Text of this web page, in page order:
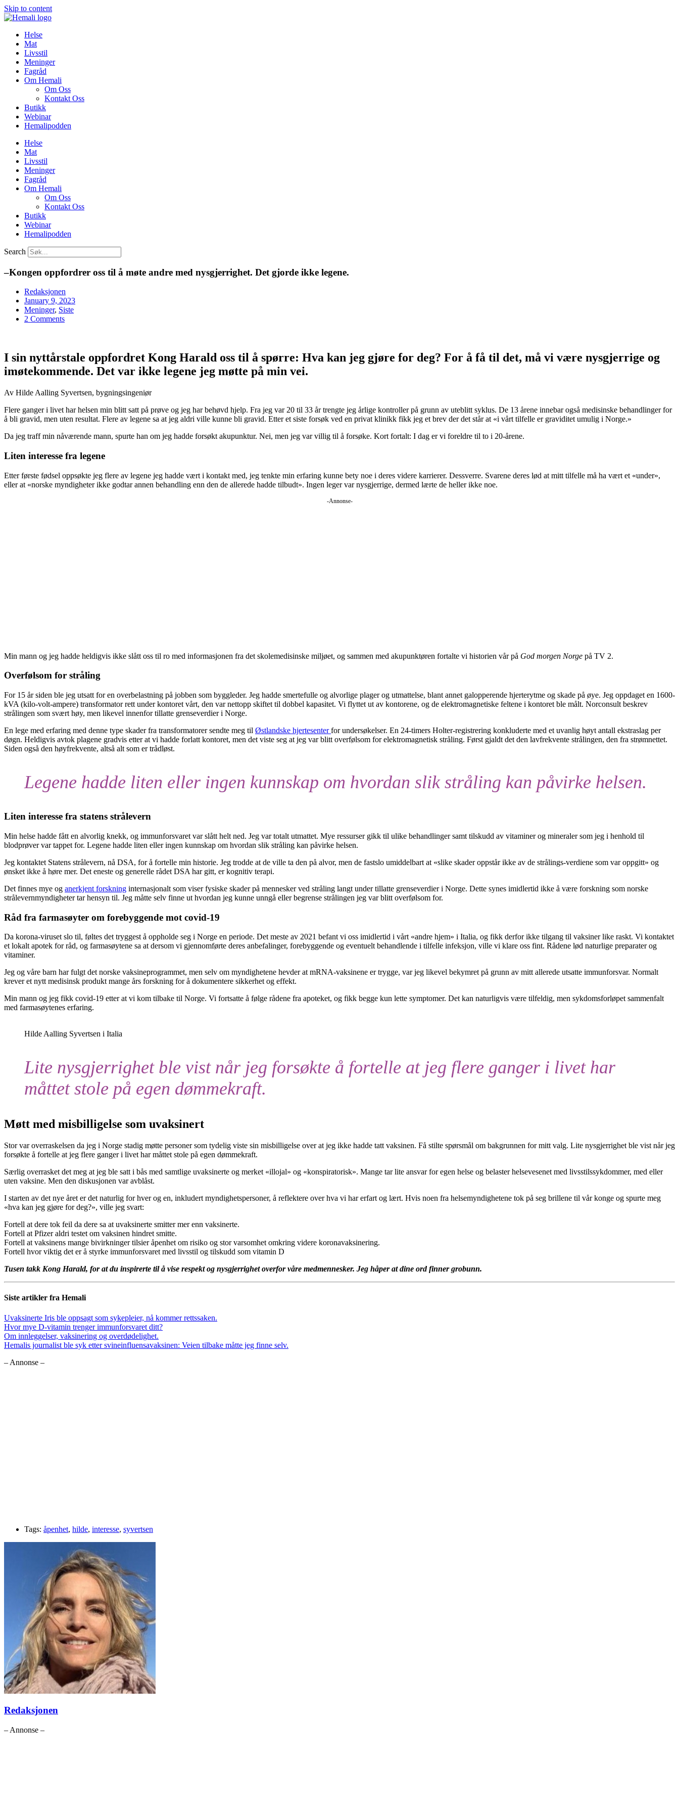
Skip to content
Helse
Mat
Livsstil
Meninger
Fagråd
Om Hemali
Om Oss
Kontakt Oss
Butikk
Webinar
Hemalipodden
Helse
Mat
Livsstil
Meninger
Fagråd
Om Hemali
Om Oss
Kontakt Oss
Butikk
Webinar
Hemalipodden
Search
–Kongen oppfordrer oss til å møte andre med nysgjerrighet. Det gjorde ikke legene.
Redaksjonen
January 9, 2023
Meninger, Siste
2 Comments
I sin nyttårstale oppfordret Kong Harald oss til å spørre: Hva kan jeg gjøre for deg? For å få til det, må vi være nysgjerrige og
imøtekommende. Det var ikke legene jeg møtte på min vei.
Av Hilde Aalling Syvertsen, bygningsingeniør
Flere ganger i livet har helsen min blitt satt på prøve og jeg har behøvd hjelp. Fra jeg var 20 til 33 år trengte jeg årlige kontroller på grunn av uteblitt syklus. De 13 årene innebar også medisinske behandlinger for
å bli gravid, men uten resultat. Flere av legene sa at jeg aldri ville kunne bli gravid. Etter et siste forsøk ved en privat klinikk fikk jeg et brev der det står at «i vårt tilfelle er graviditet umulig i Norge.»
Da jeg traff min nåværende mann, spurte han om jeg hadde forsøkt akupunktur. Nei, men jeg var villig til å forsøke. Kort fortalt: I dag er vi foreldre til to i 20-årene.
Liten interesse fra legene
Etter første fødsel oppsøkte jeg flere av legene jeg hadde vært i kontakt med, jeg tenkte min erfaring kunne bety noe i deres videre karrierer. Dessverre. Svarene deres lød at mitt tilfelle må ha vært et «under»,
eller at «norske myndigheter ikke godtar annen behandling enn den de allerede hadde tilbudt». Ingen leger var nysgjerrige, dermed lærte de heller ikke noe.
-Annonse-
Min mann og jeg hadde heldigvis ikke slått oss til ro med informasjonen fra det skolemedisinske miljøet, og sammen med akupunktøren fortalte vi historien vår på God morgen Norge på TV 2.
Overfølsom for stråling
For 15 år siden ble jeg utsatt for en overbelastning på jobben som byggleder. Jeg hadde smertefulle og alvorlige plager og utmattelse, blant annet galopperende hjerterytme og skade på øye. Jeg oppdaget en 1600-
kVA (kilo-volt-ampere) transformator rett under kontoret vårt, den var nettopp skiftet til dobbel kapasitet. Vi flyttet ut av kontorene, og de elektromagnetiske feltene i kontoret ble målt. Norconsult beskrev
strålingen som svært høy, men likevel innenfor tillatte grenseverdier i Norge.
En lege med erfaring med denne type skader fra transformatorer sendte meg til Østlandske hjertesenterfor undersøkelser. En 24-timers Holter-registrering konkluderte med et uvanlig høyt antall ekstraslag per
døgn. Heldigvis avtok plagene gradvis etter at vi hadde forlatt kontoret, men det viste seg at jeg var blitt overfølsom for elektromagnetisk stråling. Først gjaldt det den lavfrekvente strålingen, den fra strømnettet.
Siden også den høyfrekvente, altså alt som er trådløst.
Legene hadde liten eller ingen kunnskap om hvordan slik stråling kan påvirke helsen.
Liten interesse fra statens strålevern
Min helse hadde fått en alvorlig knekk, og immunforsvaret var slått helt ned. Jeg var totalt utmattet. Mye ressurser gikk til ulike behandlinger samt tilskudd av vitaminer og mineraler som jeg i henhold til
blodprøver var tappet for. Legene hadde liten eller ingen kunnskap om hvordan slik stråling kan påvirke helsen.
Jeg kontaktet Statens strålevern, nå DSA, for å fortelle min historie. Jeg trodde at de ville ta den på alvor, men de fastslo umiddelbart at «slike skader oppstår ikke av de strålings-verdiene som var oppgitt» og
ønsket ikke å høre mer. Det eneste og generelle rådet DSA har gitt, er kognitiv terapi.
Det finnes mye og anerkjent forskning internasjonalt som viser fysiske skader på mennesker ved stråling langt under tillatte grenseverdier i Norge. Dette synes imidlertid ikke å være forskning som norske
strålevernmyndigheter tar hensyn til. Jeg måtte selv finne ut hvordan jeg kunne unngå eller begrense strålingen jeg var blitt overfølsom for.
Råd fra farmasøyter om forebyggende mot covid-19
Da korona-viruset slo til, føltes det tryggest å oppholde seg i Norge en periode. Det meste av 2021 befant vi oss imidlertid i vårt «andre hjem» i Italia, og fikk derfor ikke tilgang til vaksiner like raskt. Vi kontaktet
et lokalt apotek for råd, og farmasøytene sa at dersom vi gjennomførte deres anbefalinger, forebyggende og eventuelt behandlende i tilfelle infeksjon, ville vi klare oss fint. Rådene lød naturlige preparater og
vitaminer.
Jeg og våre barn har fulgt det norske vaksineprogrammet, men selv om myndighetene hevder at mRNA-vaksinene er trygge, var jeg likevel bekymret på grunn av mitt allerede utsatte immunforsvar. Normalt
krever et nytt medisinsk produkt mange års forskning for å dokumentere sikkerhet og effekt.
Min mann og jeg fikk covid-19 etter at vi kom tilbake til Norge. Vi fortsatte å følge rådene fra apoteket, og fikk begge kun lette symptomer. Det kan naturligvis være tilfeldig, men sykdomsforløpet sammenfalt
med farmasøytenes erfaring.
Hilde Aalling Syvertsen i Italia
Lite nysgjerrighet ble vist når jeg forsøkte å fortelle at jeg flere ganger i livet har
måttet stole på egen dømmekraft.
Møtt med misbilligelse som uvaksinert
Stor var overraskelsen da jeg i Norge stadig møtte personer som tydelig viste sin misbilligelse over at jeg ikke hadde tatt vaksinen. Få stilte spørsmål om bakgrunnen for mitt valg. Lite nysgjerrighet ble vist når jeg
forsøkte å fortelle at jeg flere ganger i livet har måttet stole på egen dømmekraft.
Særlig overrasket det meg at jeg ble satt i bås med samtlige uvaksinerte og merket «illojal» og «konspiratorisk». Mange tar lite ansvar for egen helse og belaster helsevesenet med livsstilssykdommer, med eller
uten vaksine. Men den diskusjonen var avblåst.
I starten av det nye året er det naturlig for hver og en, inkludert myndighetspersoner, å reflektere over hva vi har erfart og lært. Hvis noen fra helsemyndighetene tok på seg brillene til vår konge og spurte meg
«hva kan jeg gjøre for deg?», ville jeg svart:
Fortell at dere tok feil da dere sa at uvaksinerte smitter mer enn vaksinerte.
Fortell at Pfizer aldri testet om vaksinen hindret smitte.
Fortell at vaksinens mange bivirkninger tilsier åpenhet om risiko og stor varsomhet omkring videre koronavaksinering.
Fortell hvor viktig det er å styrke immunforsvaret med livsstil og tilskudd som vitamin D
Tusen takk Kong Harald, for at du inspirerte til å vise respekt og nysgjerrighet overfor våre medmennesker. Jeg håper at dine ord finner grobunn.
Siste artikler fra Hemali
Uvaksinerte Iris ble oppsagt som sykepleier, nå kommer rettssaken.
Hvor mye D-vitamin trenger immunforsvaret ditt?
Om innleggelser, vaksinering og overdødelighet.
Hemalis journalist ble syk etter svineinfluensavaksinen: Veien tilbake måtte jeg finne selv.
– Annonse –
Tags: åpenhet, hilde, interesse, syvertsen
Redaksjonen
– Annonse –